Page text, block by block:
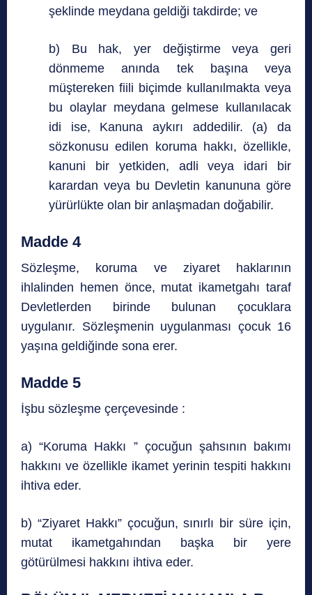
şeklinde meydana geldiği takdirde; ve
b) Bu hak, yer değiştirme veya geri
dönmeme anında tek başına veya
müştereken fiili biçimde kullanılmakta veya
bu olaylar meydana gelmese kullanılacak
idi ise, Kanuna aykırı addedilir. (a) da
sözkonusu edilen koruma hakkı, özellikle,
kanuni bir yetkiden, adli veya idari bir
karardan veya bu Devletin kanununa göre
yürürlükte olan bir anlaşmadan doğabilir.
Madde 4
Sözleşme, koruma ve ziyaret haklarının
ihlalinden hemen önce, mutat ikametgahı taraf
Devletlerden birinde bulunan çocuklara
uygulanır. Sözleşmenin uygulanması çocuk 16
yaşına geldiğinde sona erer.
Madde 5
İşbu sözleşme çerçevesinde :
a) “Koruma Hakkı ” çocuğun şahsının bakımı
hakkını ve özellikle ikamet yerinin tespiti hakkını
ihtiva eder.
b) “Ziyaret Hakkı” çocuğun, sınırlı bir süre için,
mutat ikametgahından başka bir yere
götürülmesi hakkını ihtiva eder.